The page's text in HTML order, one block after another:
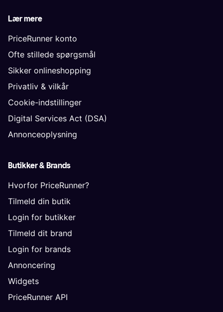
Lær mere
PriceRunner konto
Ofte stillede spørgsmål
Sikker onlineshopping
Privatliv & vilkår
Cookie-indstillinger
Digital Services Act (DSA)
Annonceoplysning
Butikker & Brands
Hvorfor PriceRunner?
Tilmeld din butik
Login for butikker
Tilmeld dit brand
Login for brands
Annoncering
Widgets
PriceRunner API